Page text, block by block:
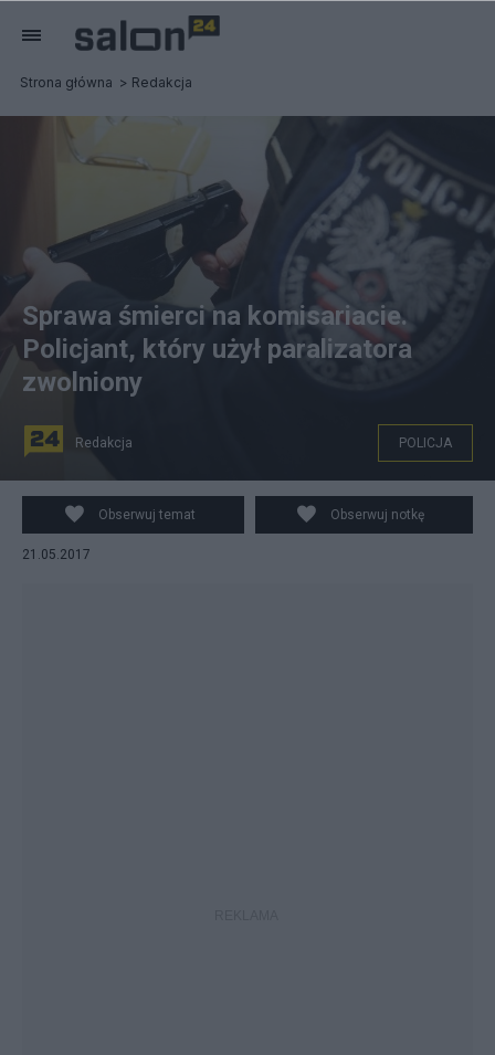
Strona główna Redakcja
Paralizator w rękach policjanta, zdjęcie ilustracyjne
fot.policja.gov.pl
Sprawa śmierci na komisariacie.
Policjant, który użył paralizatora
zwolniony
Redakcja POLICJA
Obserwuj temat Obserwuj notkę
21.05.2017